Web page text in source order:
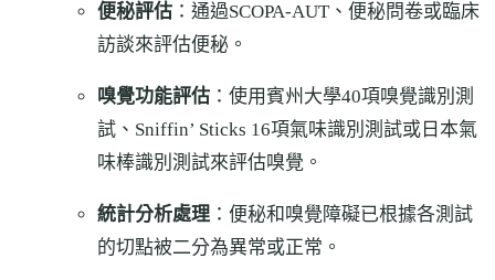
便秘評估 ：通過SCOPA-AUT、便秘問卷或臨床
訪談來評估便秘。
嗅覺功能評估 ：使用賓州大學40項嗅覺識別測
試、Sniffin’ Sticks 16項氣味識別測試或日本氣
味棒識別測試來評估嗅覺。
統計分析處理 ：便秘和嗅覺障礙已根據各測試
的切點被二分為異常或正常。